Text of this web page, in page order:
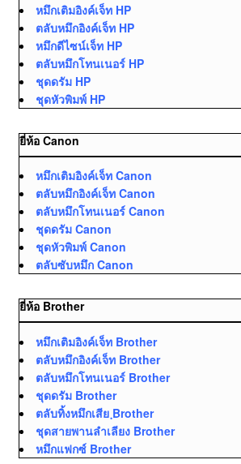
หมึกเติมอิงค์เจ็ท HP
ตลับหมึกอิงค์เจ็ท HP
หมึกดีไซน์เจ็ท HP
ตลับหมึกโทนเนอร์ HP
ชุดดรัม HP
ชุดหัวพิมพ์ HP
ยี่ห้อ Canon
หมึกเติมอิงค์เจ็ท Canon
ตลับหมึกอิงค์เจ็ท Canon
ตลับหมึกโทนเนอร์ Canon
ชุดดรัม Canon
ชุดหัวพิมพ์ Canon
ตลับซับหมึก Canon
ยี่ห้อ Brother
หมึกเติมอิงค์เจ็ท Brother
ตลับหมึกอิงค์เจ็ท Brother
ตลับหมึกโทนเนอร์ Brother
ชุดดรัม Brother
ตลับทิ้งหมึกเสีย ฺBrother
ชุดสายพานลำเลียง Brother
หมึกแฟกซ์ Brother